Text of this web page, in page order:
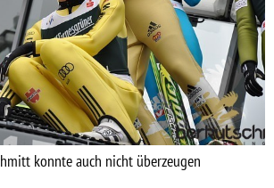
konnte auch nicht überzeugen